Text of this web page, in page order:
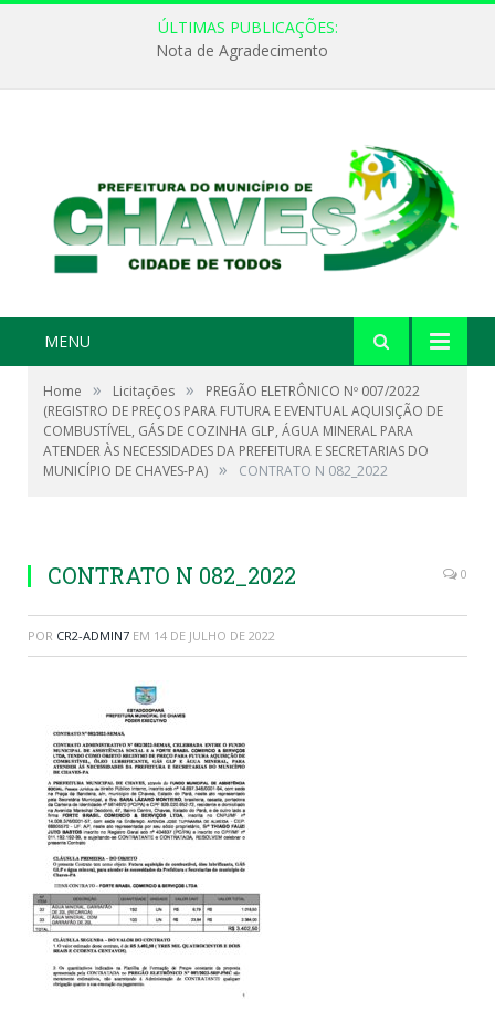
ÚLTIMAS PUBLICAÇÕES:
Nota de Agradecimento
MENU
Home » Licitações »
PREGÃO ELETRÔNICO Nº 007/2022
(REGISTRO DE PREÇOS PARA FUTURA E EVENTUAL AQUISIÇÃO DE
COMBUSTÍVEL, GÁS DE COZINHA GLP, ÁGUA MINERAL PARA
ATENDER ÀS NECESSIDADES DA PREFEITURA E SECRETARIAS DO
MUNICÍPIO DE CHAVES-PA) » CONTRATO N 082_2022
CONTRATO N 082_2022 0
POR CR2-ADMIN7 EM 14 DE JULHO DE 2022